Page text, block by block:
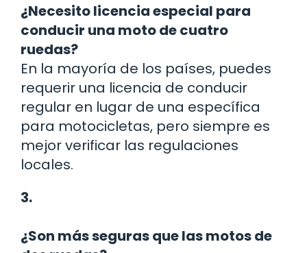
¿Necesito licencia especial para
conducir una moto de cuatro
ruedas?
En la mayoría de los países, puedes
requerir una licencia de conducir
regular en lugar de una específica
para motocicletas, pero siempre es
mejor verificar las regulaciones
locales.
3.
¿Son más seguras que las motos de